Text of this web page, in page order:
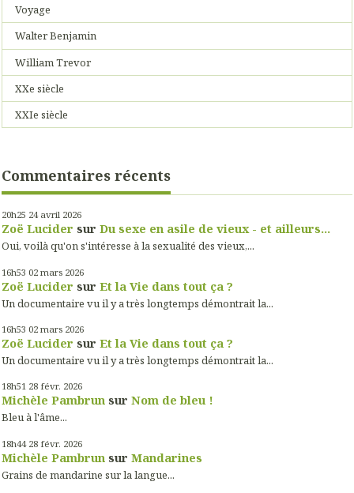
Voyage
Walter Benjamin
William Trevor
XXe siècle
XXIe siècle
Commentaires récents
20h25 24 avril 2026
Zoë Lucider sur Du sexe en asile de vieux - et ailleurs...
Oui, voilà qu'on s'intéresse à la sexualité des vieux,...
16h53 02 mars 2026
Zoë Lucider sur Et la Vie dans tout ça ?
Un documentaire vu il y a très longtemps démontrait la...
16h53 02 mars 2026
Zoë Lucider sur Et la Vie dans tout ça ?
Un documentaire vu il y a très longtemps démontrait la...
18h51 28 févr. 2026
Michèle Pambrun sur Nom de bleu !
Bleu à l'âme...
18h44 28 févr. 2026
Michèle Pambrun sur Mandarines
Grains de mandarine sur la langue...